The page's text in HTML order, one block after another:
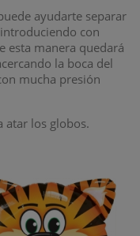
ayudarte separar
con
esta manera quedará
la boca del
mucha presión
atar los globos.